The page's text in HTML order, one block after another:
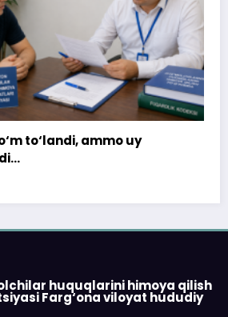
to‘landi, ammo uy
huquqlarini himoya qilish
Farg‘ona viloyat hududiy